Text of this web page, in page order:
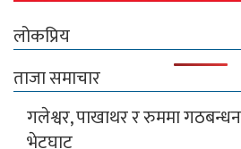
लोकप्रिय
ताजा समाचार
गलेश्वर, पाखाथर र रुममा
भेटघाट